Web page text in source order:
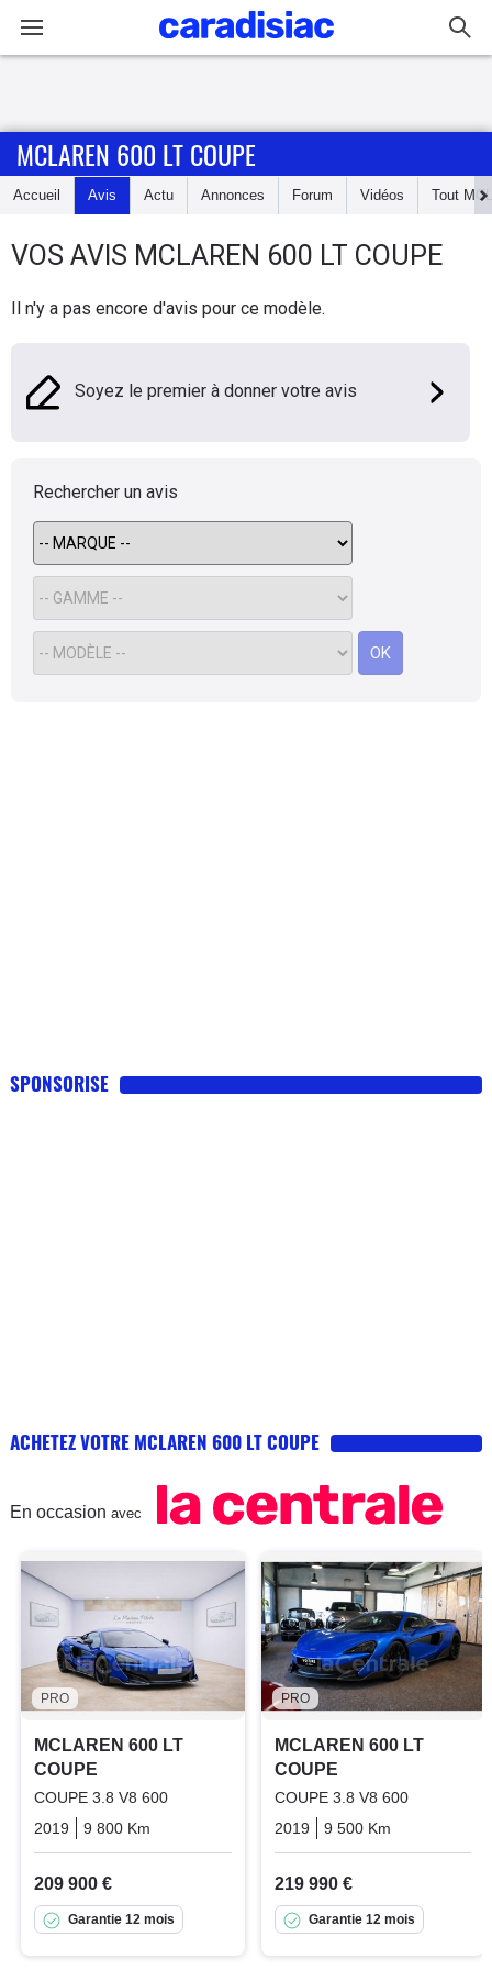
Accueil
Essais
Guide
Electriques
Flottes
Auto
Services
Forum
MCLAREN 600 LT COUPE
Accueil Avis Actu Annonces Forum Vidéos Tout
VOS AVIS MCLAREN 600 LT COUPE
Il n'y a pas encore d'avis pour ce modèle.
Soyez le premier à donner votre avis
Rechercher un avis
OK
SPONSORISE
ACHETEZ VOTRE MCLAREN 600 LT COUPE
En occasion avec
PRO
MCLAREN 600 LT
COUPE
COUPE 3.8 V8 600
2019
9 800 Km Essence
209 900 €
Garantie 12 mois
PRO
MCLAREN 600 LT
COUPE
COUPE 3.8 V8 600
2019
9 500 Km
219 990 €
Garantie 12 mois